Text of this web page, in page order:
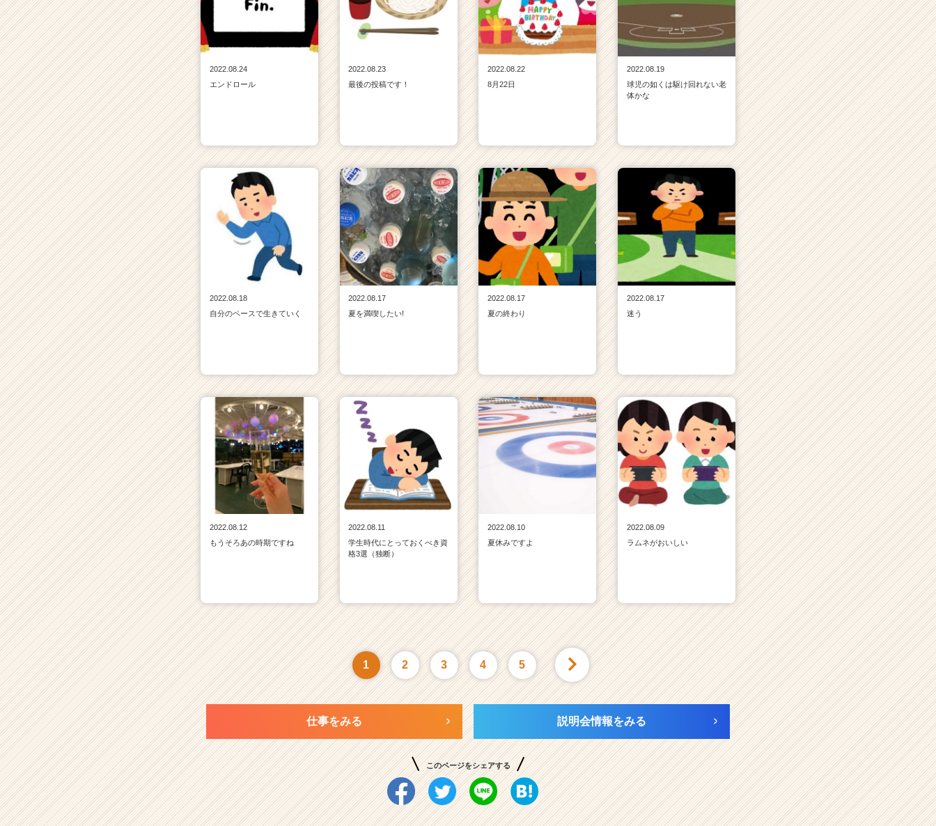
2022.08.24
エンドロール
2022.08.23
最後の投稿です！
2022.08.22
8月22日
2022.08.19
球児の如くは駆け回れない老
体かな
2022.08.18
自分のペースで生きていく
2022.08.17
夏を満喫したい!
2022.08.17
夏の終わり
2022.08.17
迷う
2022.08.12
もうそろあの時期ですね
2022.08.11
学生時代にとっておくべき資
格3選（独断）
2022.08.10
夏休みですよ
2022.08.09
ラムネがおいしい
1 2 3 4 5
仕事をみる 説明会情報をみる
このページをシェアする